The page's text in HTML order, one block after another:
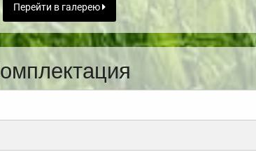
Перейти в галерею